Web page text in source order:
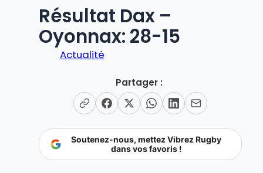
Résultat Dax –
Oyonnax: 28-15
Actualité
Partager :
Soutenez-nous, mettez Vibrez Rugby
dans vos favoris !